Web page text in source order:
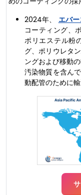
2024年、 エバ
コーティング、
ポリエステル粉
グ、ポリウレタ
ングおよび移動
汚染物質を含ん
動配管のために